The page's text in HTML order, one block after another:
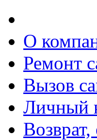
О
Ремонт
Вызов
Личный